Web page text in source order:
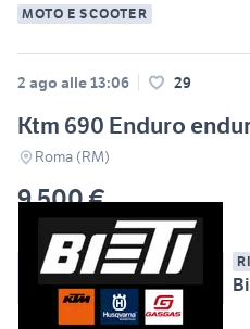
MOTO E SCOOTER
2 ago alle 13:06 29
Ktm 690 Enduro
Roma (RM)
9.500 €